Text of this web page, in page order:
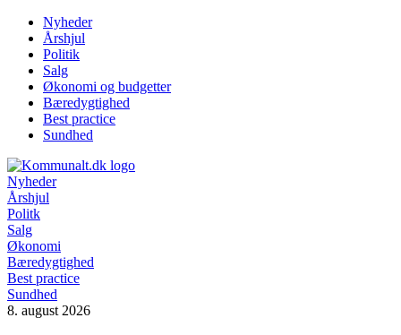
Videre
indhold
Nyheder
Årshjul
Politik
Salg
Økonomi og budgetter
Bæredygtighed
Best practice
Sundhed
Nyheder
Årshjul
Politk
Salg
Økonomi
Bæredygtighed
Best practice
Sundhed
8. august 2026